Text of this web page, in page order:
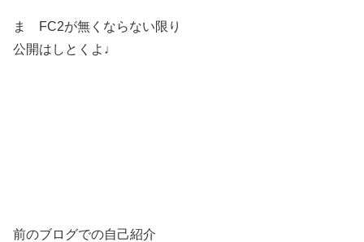
ま FC2が無くならない限り
公開はしとくよ♩
前のブログでの自己紹介